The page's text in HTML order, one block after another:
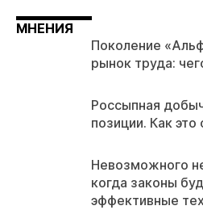
МНЕНИЯ
Поколение
рынок труда:
Россыпная
позиции. Как это
Невозможного
когда законы
эффективные